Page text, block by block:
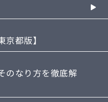
め3選
都版】
のなり方を徹底解